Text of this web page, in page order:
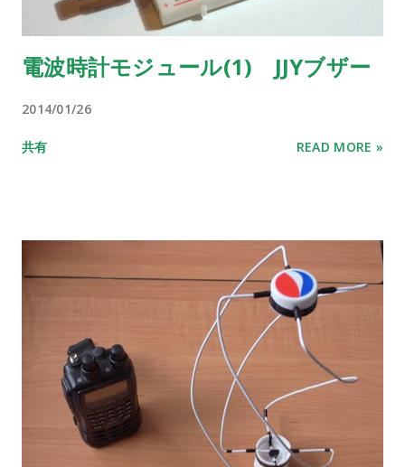
電波時計モジュール(1) JJYブザー
2014/01/26
共有 READ MORE »